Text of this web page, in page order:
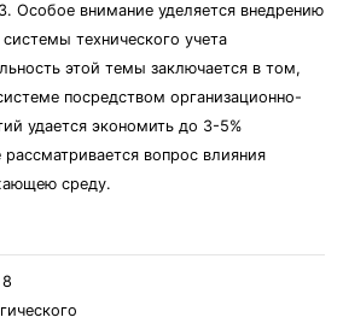
Особое внимание уделяется внедрению
технического учета
этой темы заключается в том,
посредством организационно-
удается экономить до 3-5%
вопрос влияния
среду.